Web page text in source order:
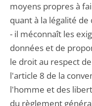
moyens propres à
quant à la légalité de
- il méconnaît les
données et de
le droit au respect
l'article 8 de la
l'homme et des
du règlement